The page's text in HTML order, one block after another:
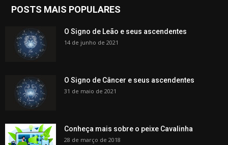
POSTS MAIS POPULARES
O Signo de Leão e seus ascendentes
14 de junho de 2021
O Signo de Câncer e seus ascendentes
31 de maio de 2021
Conheça mais sobre o peixe Cavalinha
28 de março de 2018